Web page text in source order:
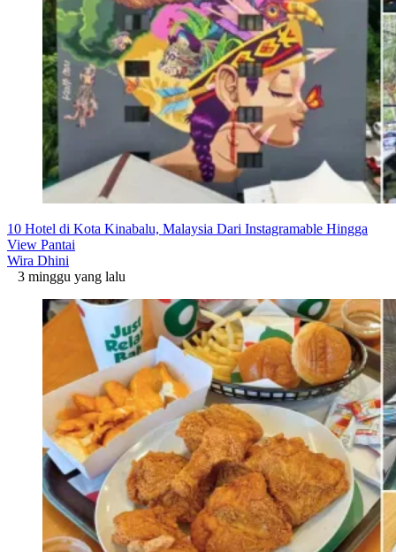
10 Hotel di Kota Kinabalu, Malaysia Dari Instagramable Hingga
View Pantai
Wira Dhini
3 minggu yang lalu